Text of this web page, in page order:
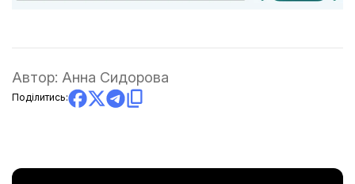
Автор: Анна Сидорова
Поділитись: